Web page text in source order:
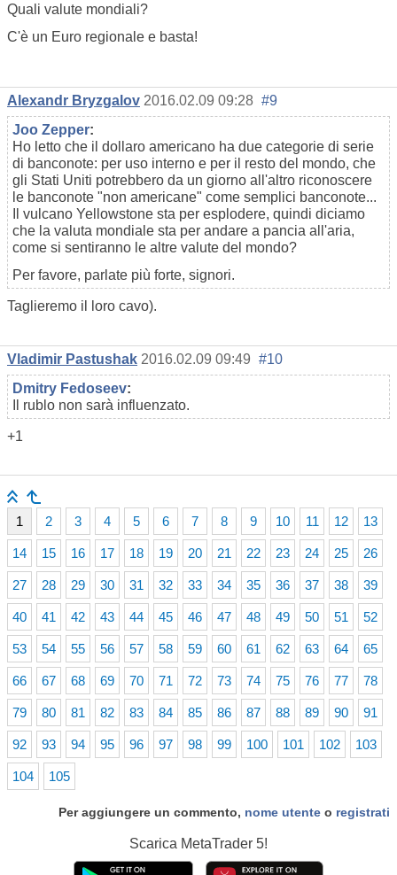
Quali valute mondiali?
C'è un Euro regionale e basta!
Alexandr Bryzgalov 2016.02.09 09:28 #9
Joo Zepper:
Ho letto che il dollaro americano ha due categorie di serie
di banconote: per uso interno e per il resto del mondo, che
gli Stati Uniti potrebbero da un giorno all'altro riconoscere
le banconote "non americane" come semplici banconote...
Il vulcano Yellowstone sta per esplodere, quindi diciamo
che la valuta mondiale sta per andare a pancia all'aria,
come si sentiranno le altre valute del mondo?
Per favore, parlate più forte, signori.
Taglieremo il loro cavo).
Vladimir Pastushak 2016.02.09 09:49 #10
Dmitry Fedoseev:
Il rublo non sarà influenzato.
+1
1 2 3 4 5 6 7 8 9 10 11 12 13
14 15 16 17 18 19 20 21 22 23 24 25 26
27 28 29 30 31 32 33 34 35 36 37 38 39
40 41 42 43 44 45 46 47 48 49 50 51 52
53 54 55 56 57 58 59 60 61 62 63 64 65
66 67 68 69 70 71 72 73 74 75 76 77 78
79 80 81 82 83 84 85 86 87 88 89 90 91
92 93 94 95 96 97 98 99 100 101 102 103
104 105
Per aggiungere un commento, nome utente o registrati
Scarica MetaTrader 5!